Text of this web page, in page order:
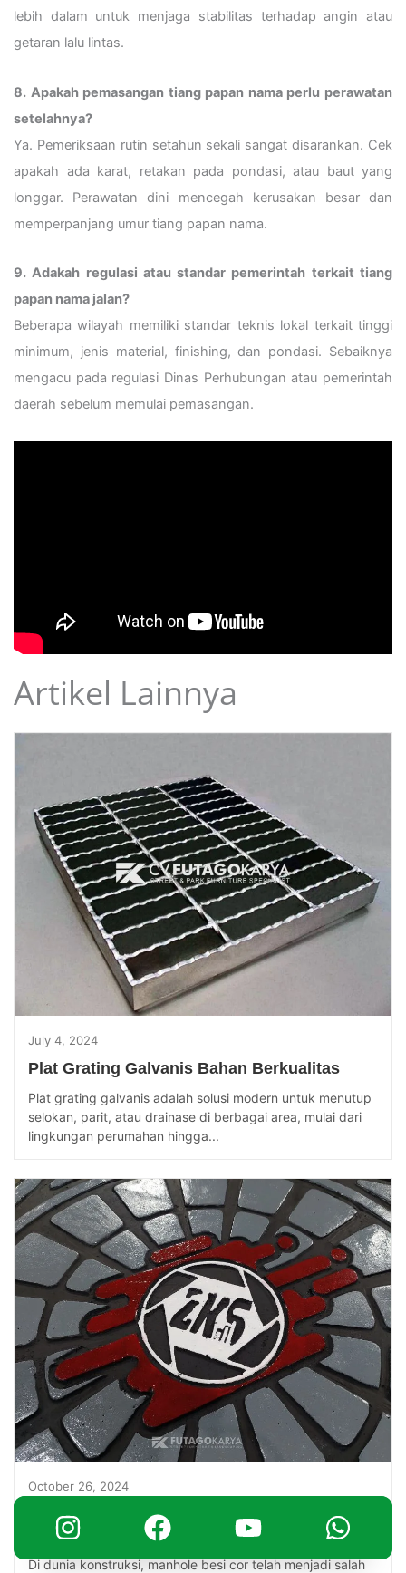
lebih dalam untuk menjaga stabilitas terhadap angin atau
getaran lalu lintas.
8. Apakah pemasangan tiang papan nama perlu perawatan
setelahnya?
Ya. Pemeriksaan rutin setahun sekali sangat disarankan. Cek
apakah ada karat, retakan pada pondasi, atau baut yang
longgar. Perawatan dini mencegah kerusakan besar dan
memperpanjang umur tiang papan nama.
9. Adakah regulasi atau standar pemerintah terkait tiang
papan nama jalan?
Beberapa wilayah memiliki standar teknis lokal terkait tinggi
minimum, jenis material, finishing, dan pondasi. Sebaiknya
mengacu pada regulasi Dinas Perhubungan atau pemerintah
daerah sebelum memulai pemasangan.
Artikel Lainnya
July 4, 2024
Plat Grating Galvanis Bahan Berkualitas
Plat grating galvanis adalah solusi modern untuk menutup
selokan, parit, atau drainase di berbagai area, mulai dari
lingkungan perumahan hingga...
October 26, 2024
Manhole Besi Cor Investasi Cerdas Sistem
Drainase
Di dunia konstruksi, manhole besi cor telah menjadi salah